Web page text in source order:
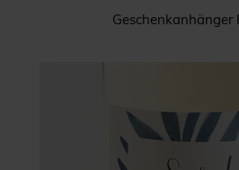
Geschenkanhänger